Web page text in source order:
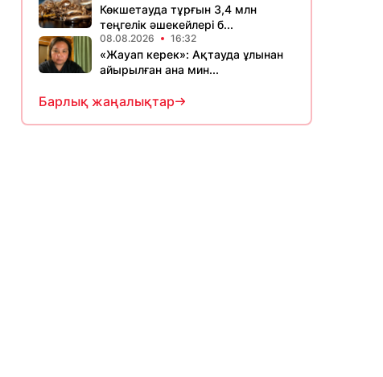
Көкшетауда тұрғын 3,4 млн
теңгелік әшекейлері б...
08.08.2026 16:32
«Жауап керек»: Ақтауда ұлынан
айырылған ана мин...
Барлық жаңалықтар